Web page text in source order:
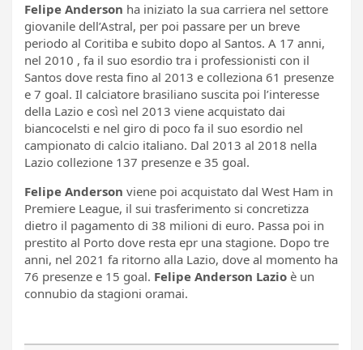
Felipe Anderson ha iniziato la sua carriera nel settore
giovanile dell’Astral, per poi passare per un breve
periodo al Coritiba e subito dopo al Santos. A 17 anni,
nel 2010 , fa il suo esordio tra i professionisti con il
Santos dove resta fino al 2013 e colleziona 61 presenze
e 7 goal. Il calciatore brasiliano suscita poi l’interesse
della Lazio e così nel 2013 viene acquistato dai
biancocelsti e nel giro di poco fa il suo esordio nel
campionato di calcio italiano. Dal 2013 al 2018 nella
Lazio collezione 137 presenze e 35 goal.
Felipe Anderson viene poi acquistato dal West Ham in
Premiere League, il sui trasferimento si concretizza
dietro il pagamento di 38 milioni di euro. Passa poi in
prestito al Porto dove resta epr una stagione. Dopo tre
anni, nel 2021 fa ritorno alla Lazio, dove al momento ha
76 presenze e 15 goal. Felipe Anderson Lazio è un
connubio da stagioni oramai.